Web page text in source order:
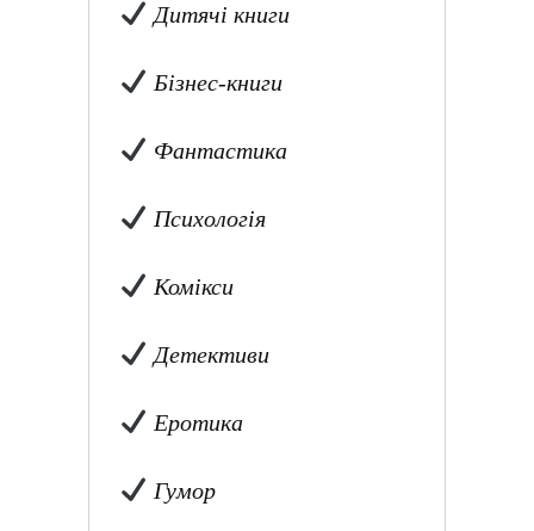
Дитячі книги
Бізнес-книги
Фантастика
Психологія
Комікси
Детективи
Еротика
Гумор